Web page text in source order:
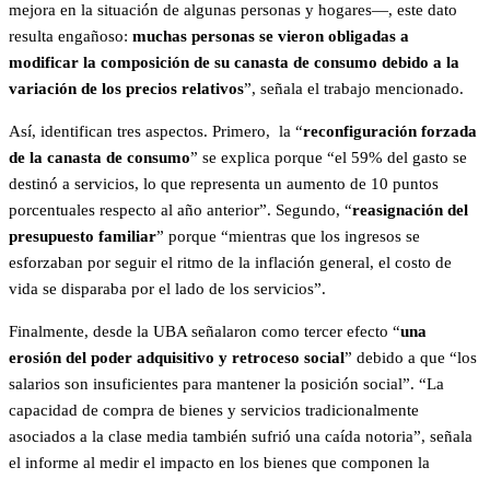
mejora en la situación de algunas personas y hogares—, este dato
resulta engañoso: muchas personas se vieron obligadas a
modificar la composición de su canasta de consumo debido a la
variación de los precios relativos”, señala el trabajo mencionado.
Así, identifican tres aspectos. Primero, la “reconfiguración forzada
de la canasta de consumo” se explica porque “el 59% del gasto se
destinó a servicios, lo que representa un aumento de 10 puntos
porcentuales respecto al año anterior”. Segundo, “reasignación del
presupuesto familiar” porque “mientras que los ingresos se
esforzaban por seguir el ritmo de la inflación general, el costo de
vida se disparaba por el lado de los servicios”.
Finalmente, desde la UBA señalaron como tercer efecto “una
erosión del poder adquisitivo y retroceso social” debido a que “los
salarios son insuficientes para mantener la posición social”. “La
capacidad de compra de bienes y servicios tradicionalmente
asociados a la clase media también sufrió una caída notoria”, señala
el informe al medir el impacto en los bienes que componen la